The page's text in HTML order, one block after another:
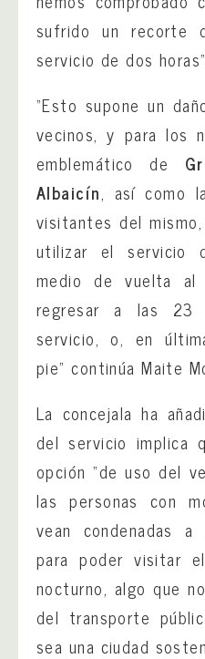
sufrido un recorte
servicio de dos
“Esto supone un
vecinos, y para los
emblemático de
Albaicín, así como
visitantes del
utilizar el servicio
medio de vuelta
regresar a las 23
servicio, o, en
pie” continúa Maite
La concejala ha
del servicio implica
opción “de uso del
las personas con
vean condenadas
para poder visitar
nocturno, algo que
del transporte
sea una ciudad